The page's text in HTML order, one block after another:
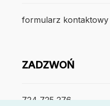
formularz kontaktowy
ZADZWOŃ
724 725 276